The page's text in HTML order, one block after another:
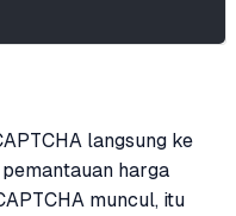
langsung ke
harga
muncul, itu